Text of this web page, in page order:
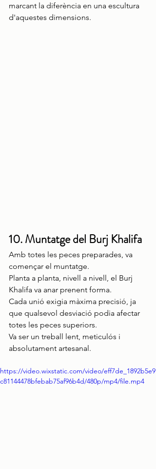
marcant la diferència en una escultura
d'aquestes dimensions.
10. Muntatge del Burj Khalifa
Amb totes les peces preparades, va
començar el muntatge.
Planta a planta, nivell a nivell, el Burj
Khalifa va anar prenent forma.
Cada unió exigia màxima precisió, ja
que qualsevol desviació podia afectar
totes les peces superiors.
Va ser un treball lent, meticulós i
absolutament artesanal.
https://video.wixstatic.com/video/eff7de_1892b5e9
c81144478bfebab75af96b4d/480p/mp4/file.mp4